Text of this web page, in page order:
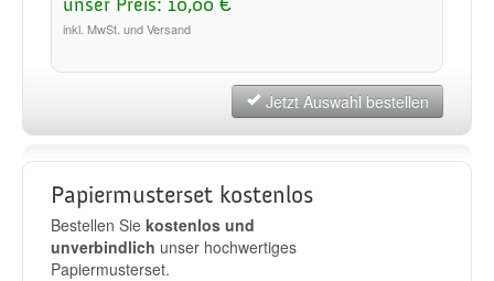
unser Preis: 10,00 €
inkl. MwSt. und Versand
Jetzt Auswahl bestellen
Papiermusterset kostenlos
Bestellen Sie kostenlos und
unverbindlich unser hochwertiges
Papiermusterset.